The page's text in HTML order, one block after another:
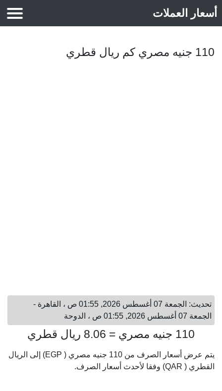
أسعار العملات
110 جنيه مصري كم ريال قطري
تحديث: الجمعة 07 أغسطس 2026, 01:55 ص ، القاهرة -
الجمعة 07 أغسطس 2026, 01:55 ص ، الدوحة
110 جنيه مصري = 8.06 ريال قطري
يتم عرض أسعار الصرف من 110 جنيه مصري ( EGP) إلى الريال
القطري ( QAR) وفقا لأحدث أسعار الصرف.